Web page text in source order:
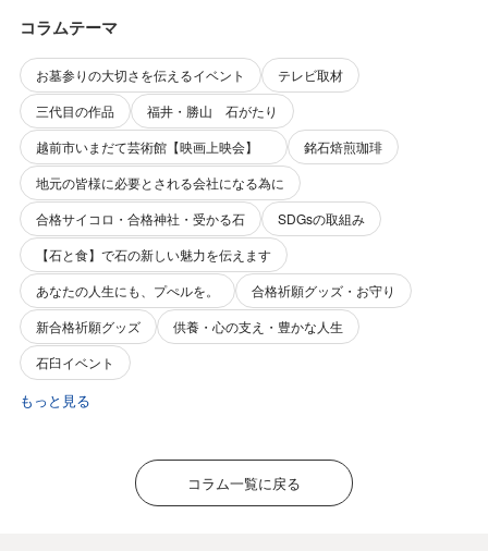
コラムテーマ
お墓参りの大切さを伝えるイベント
テレビ取材
三代目の作品
福井・勝山 石がたり
越前市いまだて芸術館【映画上映会】
銘石焙煎珈琲
地元の皆様に必要とされる会社になる為に
合格サイコロ・合格神社・受かる石
SDGsの取組み
【石と食】で石の新しい魅力を伝えます
あなたの人生にも、プぺルを。
合格祈願グッズ・お守り
新合格祈願グッズ
供養・心の支え・豊かな人生
石臼イベント
もっと見る
コラム一覧に戻る